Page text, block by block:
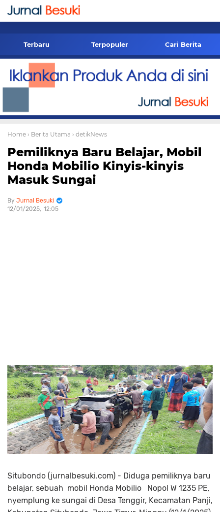
-->
Terbaru Terpopuler Cari Berita
Home › Berita Utama › detikNews
Pemiliknya Baru Belajar, Mobil
Honda Mobilio Kinyis-kinyis
Masuk Sungai
Jurnal Besuki
12/01/2025 12:05
Situbondo (jurnalbesuki.com) - Diduga pemiliknya baru
belajar, sebuah mobil Honda Mobilio Nopol W 1235 PE,
nyemplung ke sungai di Desa Tenggir, Kecamatan Panji,